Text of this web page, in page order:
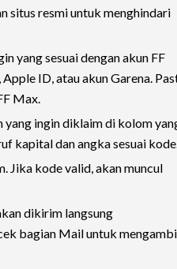
situs resmi untuk menghindari
yang sesuai dengan akun FF
ID, atau akun Garena.
Max.
ingin diklaim di kolom
kapital dan angka sesuai kode.
Jika kode valid, akan muncul
dikirim langsung
bagian Mail untuk